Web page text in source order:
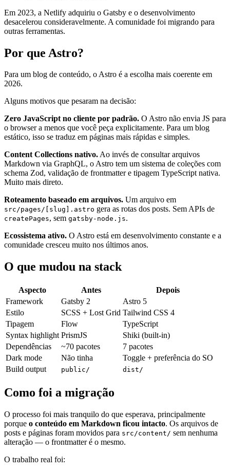
Em 2023, a Netlify adquiriu o Gatsby e o desenvolvimento
desacelerou consideravelmente. A comunidade foi migrando para
outras ferramentas.
Por que Astro?
Para um blog de conteúdo, o Astro é a escolha mais coerente em
2026.
Alguns motivos que pesaram na decisão:
Zero JavaScript no cliente por padrão. O Astro não envia JS para
o browser a menos que você peça explicitamente. Para um blog
estático, isso se traduz em páginas mais rápidas e simples.
Content Collections nativo.Ao invés de consultar arquivos
Markdown via GraphQL, o Astro tem um sistema de coleções com
schema Zod, validação de frontmatter e tipagem TypeScript nativa.
Muito mais direto.
Roteamento baseado em arquivos. Um arquivo em
src/pages/[slug].astro gera as rotas dos posts. Sem APIs de
createPages, sem gatsby-node.js.
Ecossistema ativo. O Astro está em desenvolvimento constante e a
comunidade cresceu muito nos últimos anos.
O que mudou na stack
Aspecto Antes
Depois
Framework
Gatsby 2
Astro 5
Estilo
SCSS + Lost Grid Tailwind CSS 4
Tipagem
Flow
TypeScript
Syntax highlight PrismJS
Shiki (built-in)
Dependências
~70 pacotes
7 pacotes
Dark mode
Não tinha
Toggle + preferência do SO
Build output
public/ dist/
Como foi a migração
O processo foi mais tranquilo do que esperava, principalmente
porque o conteúdo em Markdown ficou intacto. Os arquivos de
posts e páginas foram movidos para src/content/ sem nenhuma
alteração — o frontmatter é o mesmo.
O trabalho real foi: